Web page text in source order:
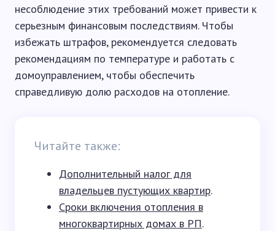
несоблюдение этих требований может привести к
серьезным финансовым последствиям. Чтобы
избежать штрафов, рекомендуется следовать
рекомендациям по температуре и работать с
домоуправлением, чтобы обеспечить
справедливую долю расходов на отопление.
Читайте также:
Дополнительный налог для
владельцев пустующих квартир.
Сроки включения отопления в
многоквартирных домах в РП.